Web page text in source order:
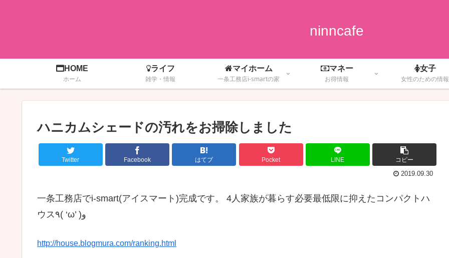
ninncafe
HOME
ホーム
ライフ
雑学・情報
マイホーム
一条工務店i-smartの家
マネー
お得情報
女子
女性のための情報
ハニカムシェードの汚れをお掃除しました
Twitter Facebook はてブ Pocket LINE
コピー
2019.09.30
一条工務店でi-smart(アイスマート)完成です。 4人家族が暮らす必要最低限に抑えたコンパクトハ
ウス٩( ‘ω’ )و
http://house.blogmura.com/ranking.html